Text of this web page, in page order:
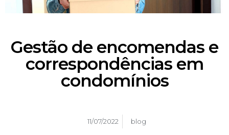
Gestão de encomendas e
correspondências em
condomínios
11/07/2022 blog